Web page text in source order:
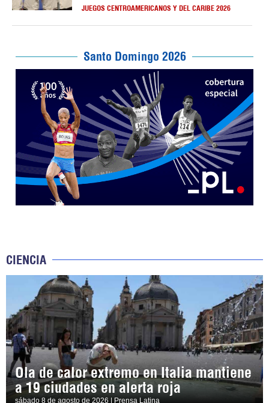
JUEGOS CENTROAMERICANOS Y DEL CARIBE 2026
Santo Domingo 2026
CIENCIA
Ola de calor extremo en Italia mantiene
a 19 ciudades en alerta roja
sábado 8 de agosto de 2026 | Prensa Latina